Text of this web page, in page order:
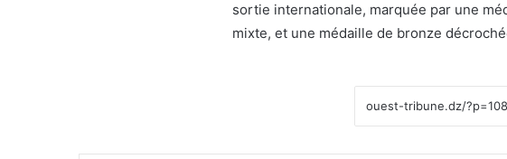
sortie internationale, marquée par une
mixte, et une médaille de bronze